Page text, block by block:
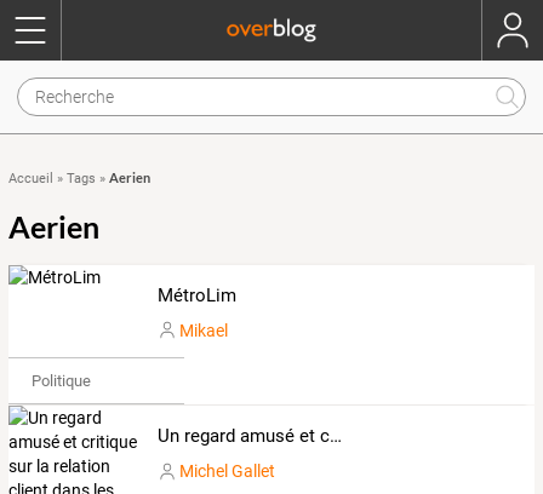
Accueil » Tags » Aerien
Aerien
MétroLim
Mikael
Politique
Un regard amusé et critique sur la relation client dans les transports
Michel Gallet